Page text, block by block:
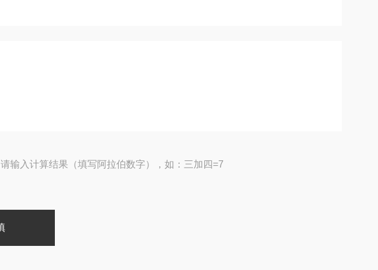
请输入计算结果（填写阿拉伯数字），如：三加四=7